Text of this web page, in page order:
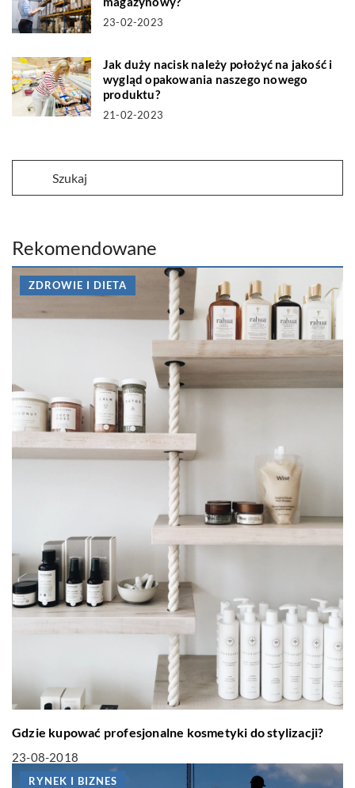
23-02-2023
Jak duży nacisk należy położyć na jakość i
wygląd opakowania naszego nowego
produktu?
21-02-2023
Rekomendowane
ZDROWIE I DIETA
Gdzie kupować profesjonalne kosmetyki do stylizacji?
23-08-2018
RYNEK I BIZNES